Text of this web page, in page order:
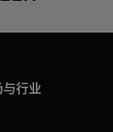
与行业